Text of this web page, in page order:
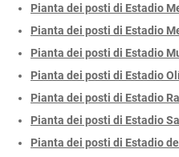
Pianta dei posti di Estadio
Pianta dei posti di Estadio
Pianta dei posti di Estadio
Pianta dei posti di Estadio
Pianta dei posti di Estadio
Pianta dei posti di Estadio
Pianta dei posti di Estadio